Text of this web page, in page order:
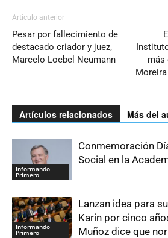
Artículo anterior
Pesar por fallecimiento de
destacado criador y juez,
Marcelo Loebel Neumann
más
Artículos relacionados Más del
Informando
Primero
Conmemoración
Social en la
Informando
Primero
Lanzan idea para
Karin por cinco
Muñoz dice que